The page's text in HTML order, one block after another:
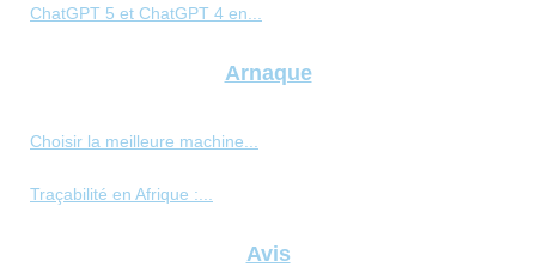
ChatGPT 5 et ChatGPT 4 en...
Arnaque
Choisir la meilleure machine...
Traçabilité en Afrique :...
Avis